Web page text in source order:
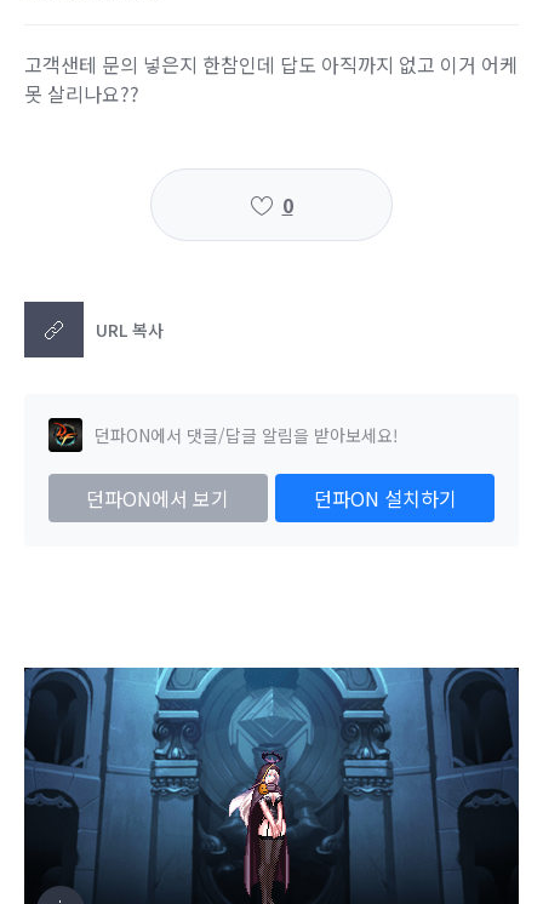
고객샌테 문의 넣은지 한참인데 답도 아직까지 없고 이거 어케
못 살리나요??
0
URL 복사
던파ON에서 댓글/답글 알림을 받아보세요!
던파ON에서 보기 던파ON 설치하기